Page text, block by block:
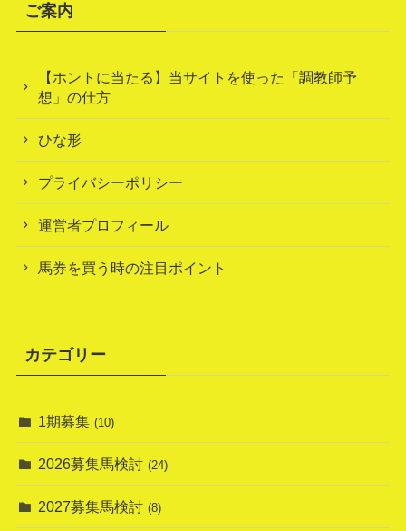
ご案内
【ホントに当たる】当サイトを使った「調教師予
想」の仕方
ひな形
プライバシーポリシー
運営者プロフィール
馬券を買う時の注目ポイント
カテゴリー
1期募集 (10)
2026募集馬検討 (24)
2027募集馬検討 (8)